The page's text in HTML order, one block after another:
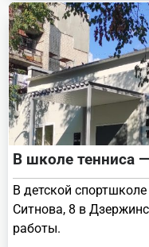
В школе тенниса
В детской
Ситнова, 8 в
работы.